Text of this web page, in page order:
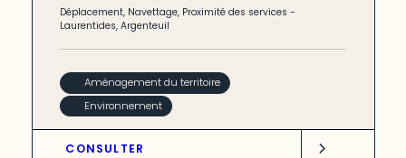
Déplacement, Navettage, Proximité des services -
Laurentides,Argenteuil
Aménagement du territoire
Environnement
CONSULTER